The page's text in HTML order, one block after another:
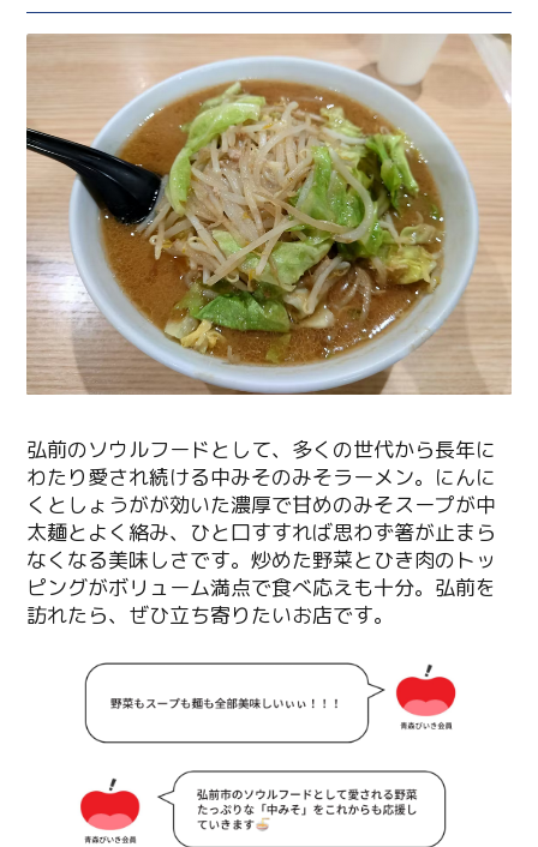
弘前のソウルフードとして、多くの世代から長年に
わたり愛され続ける中みそのみそラーメン。にんに
くとしょうがが効いた濃厚で甘めのみそスープが中
太麺とよく絡み、ひと口すすれば思わず箸が止まら
なくなる美味しさです。炒めた野菜とひき肉のトッ
ピングがボリューム満点で食べ応えも十分。弘前を
訪れたら、ぜひ立ち寄りたいお店です。